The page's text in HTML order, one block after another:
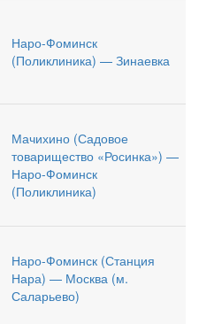
Наро-Фоминск
(Поликлиника) — Зинаевка
Мачихино (Садовое
товарищество «Росинка») —
Наро-Фоминск
(Поликлиника)
Наро-Фоминск (Станция
Нара) — Москва (м.
Саларьево)